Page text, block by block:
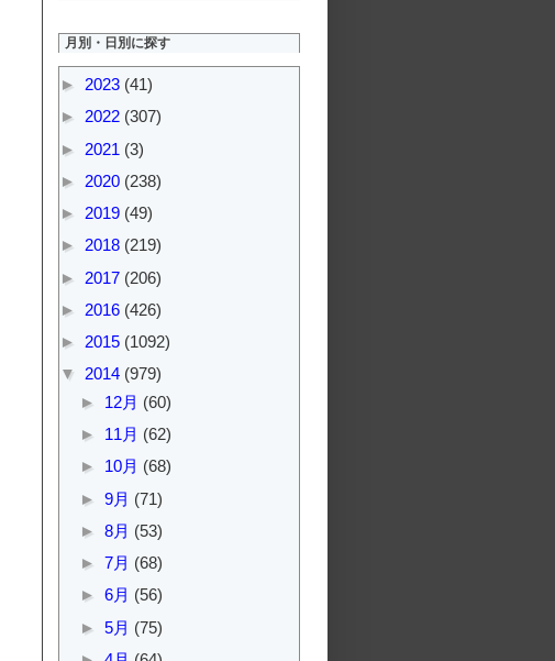
月別・日別に探す
► 2023 (41)
► 2022 (307)
► 2021 (3)
► 2020 (238)
► 2019 (49)
► 2018 (219)
► 2017 (206)
► 2016 (426)
► 2015 (1092)
▼ 2014 (979)
► 12月 (60)
► 11月 (62)
► 10月 (68)
► 9月 (71)
► 8月 (53)
► 7月 (68)
► 6月 (56)
► 5月 (75)